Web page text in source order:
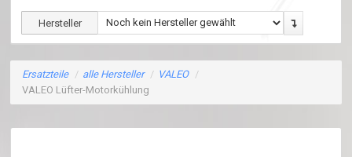
Hersteller
Ersatzteile / alle Hersteller / VALEO /
VALEO Lüfter-Motorkühlung